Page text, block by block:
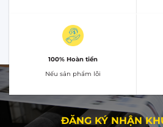
100% Hoàn tiền
Nếu sản phẩm lỗi
ĐĂNG KÝ NHẬN